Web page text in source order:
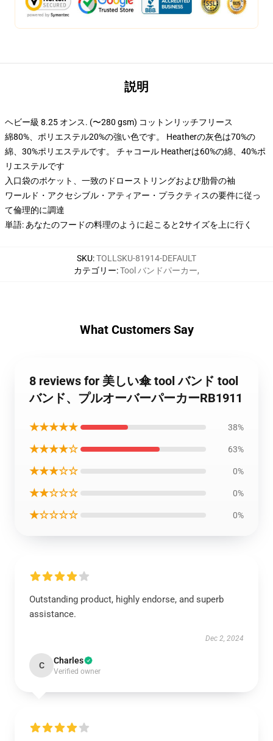
説明
ヘビー級 8.25 オンス. (〜280 gsm) コットンリッチフリース
綿80%、ポリエステル20%の強い色です。 Heatherの灰色は70%の
綿、30%ポリエステルです。 チャコール Heatherは60%の綿、40%ポ
リエステルです
入口袋のポケット、一致のドローストリングおよび肋骨の袖
ワールド・アクセシブル・アティアー・プラクティスの要件に従っ
て倫理的に調達
単語: あなたのフードの料理のように起こると2サイズを上に行く
SKU:TOLLSKU-81914-DEFAULT
カテゴリー:Tool バンドパーカー,
What Customers Say
8 reviews for 美しい傘 tool バンド tool
バンド、プルオーバーパーカーRB1911
★★★★★ 38%
★★★★☆ 63%
★★★☆☆ 0%
★★☆☆☆ 0%
★☆☆☆☆ 0%
Outstanding product, highly endorse, and superb
assistance.
Dec 2, 2024
C Charles
Verified owner